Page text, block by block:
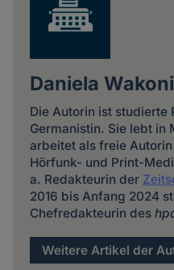
Daniela
Die Autorin ist studierte
Germanistin. Sie lebt in
arbeitet als freie
Hörfunk- und Print-
a. Redakteurin der
2016 bis Anfang 2024
Chefredakteurin des
Weitere Artikel der